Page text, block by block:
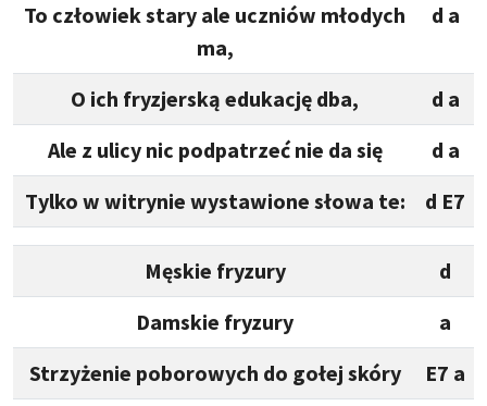
To człowiek stary ale uczniów młodych
ma,
d a
O ich fryzjerską edukację dba,
d a
Ale z ulicy nic podpatrzeć nie da się
d a
Tylko w witrynie wystawione słowa te:
d E7
Męskie fryzury
d
Damskie fryzury
a
Strzyżenie poborowych do gołej skóry
E7 a